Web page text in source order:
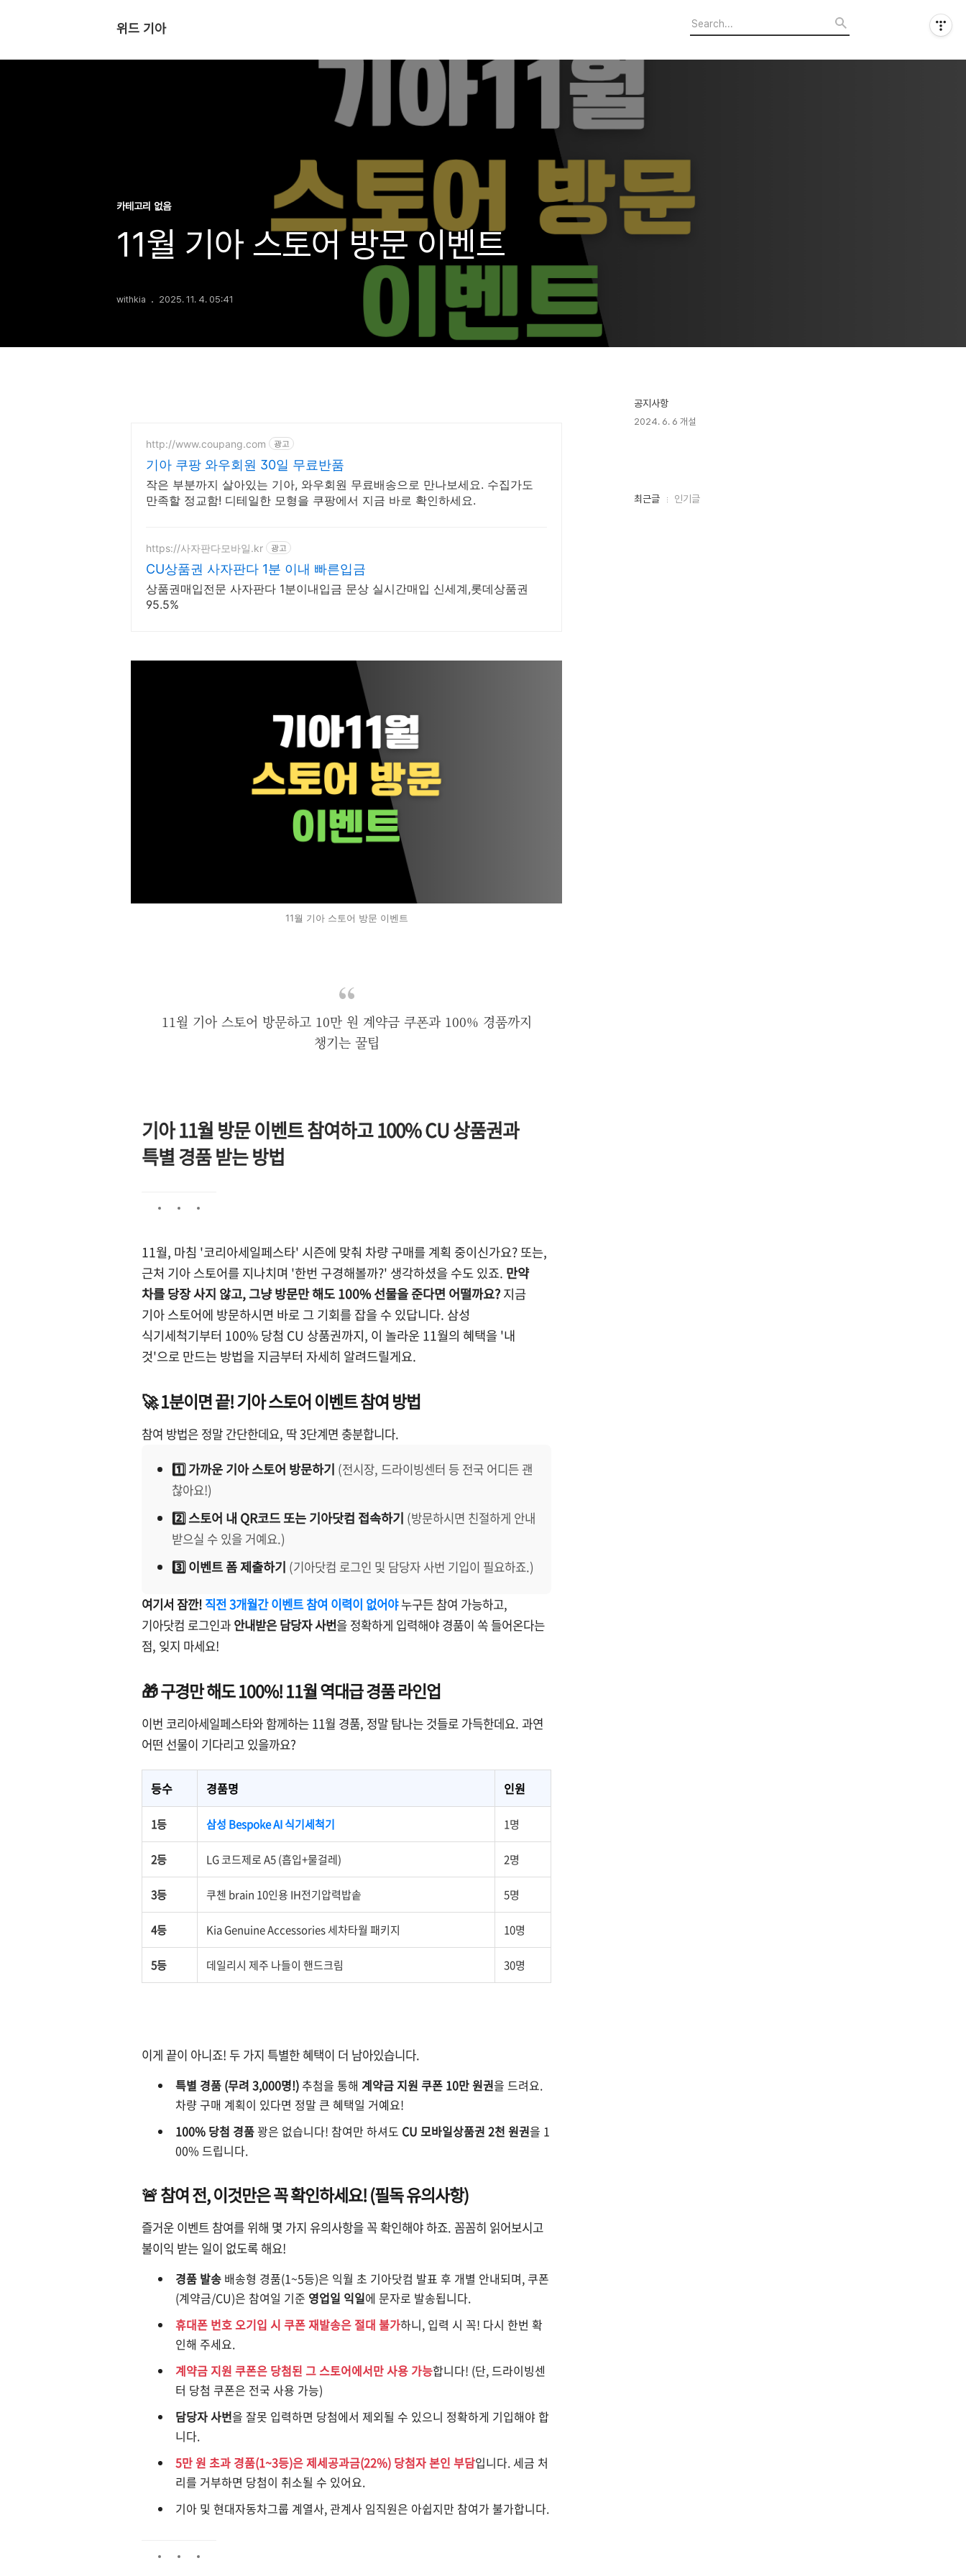
위드 기아
카테고리 없음
11월 기아 스토어 방문 이벤트
withkia 2025. 11. 4. 05:41
http://www.coupang.com 광고
기아 쿠팡 와우회원 30일 무료반품
작은 부분까지 살아있는 기아, 와우회원 무료배송으로 만나보세요. 수집가도
만족할 정교함! 디테일한 모형을 쿠팡에서 지금 바로 확인하세요.
https://사자판다모바일.kr 광고
CU상품권 사자판다 1분 이내 빠른입금
상품권매입전문 사자판다 1분이내입금 문상 실시간매입 신세계,롯데상품권
95.5%
11월 기아 스토어 방문 이벤트
11월 기아 스토어 방문하고 10만 원 계약금 쿠폰과 100% 경품까지
챙기는 꿀팁
기아 11월 방문 이벤트 참여하고 100% CU 상품권과
특별 경품 받는 방법
11월, 마침 '코리아세일페스타' 시즌에 맞춰 차량 구매를 계획 중이신가요? 또는,
근처 기아 스토어를 지나치며 '한번 구경해볼까?' 생각하셨을 수도 있죠. 만약
차를 당장 사지 않고, 그냥 방문만 해도 100% 선물을 준다면 어떨까요?지금
기아 스토어에 방문하시면 바로 그 기회를 잡을 수 있답니다. 삼성
식기세척기부터 100% 당첨 CU 상품권까지, 이 놀라운 11월의 혜택을 '내
것'으로 만드는 방법을 지금부터 자세히 알려드릴게요.
🚀 1분이면 끝! 기아 스토어 이벤트 참여 방법
참여 방법은 정말 간단한데요, 딱 3단계면 충분합니다.
1️⃣ 가까운 기아 스토어 방문하기 (전시장, 드라이빙센터 등 전국 어디든 괜
찮아요!)
2️⃣ 스토어 내 QR코드 또는 기아닷컴 접속하기 (방문하시면 친절하게 안내
받으실 수 있을 거예요.)
3️⃣ 이벤트 폼 제출하기 (기아닷컴 로그인 및 담당자 사번 기입이 필요하죠.)
여기서 잠깐! 직전 3개월간 이벤트 참여 이력이 없어야누구든 참여 가능하고,
기아닷컴 로그인과 안내받은 담당자 사번을 정확하게 입력해야 경품이 쏙 들어온다는
점, 잊지 마세요!
🎁 구경만 해도 100%! 11월 역대급 경품 라인업
이번 코리아세일페스타와 함께하는 11월 경품, 정말 탐나는 것들로 가득한데요. 과연
어떤 선물이 기다리고 있을까요?
등수 경품명 인원
1등 삼성 Bespoke AI 식기세척기 1명
2등 LG 코드제로 A5 (흡입+물걸레) 2명
3등 쿠첸 brain 10인용 IH전기압력밥솥 5명
4등 Kia Genuine Accessories 세차타월 패키지 10명
5등 데일리시 제주 나들이 핸드크림 30명
이게 끝이 아니죠! 두 가지 특별한 혜택이 더 남아있습니다.
특별 경품 (무려 3,000명!)추첨을 통해 계약금 지원 쿠폰 10만 원권을 드려요.
차량 구매 계획이 있다면 정말 큰 혜택일 거예요!
100% 당첨 경품꽝은 없습니다! 참여만 하셔도 CU 모바일상품권 2천 원권을 1
00% 드립니다.
🚨 참여 전, 이것만은 꼭 확인하세요! (필독 유의사항)
즐거운 이벤트 참여를 위해 몇 가지 유의사항을 꼭 확인해야 하죠. 꼼꼼히 읽어보시고
불이익 받는 일이 없도록 해요!
경품 발송 배송형 경품(1~5등)은 익월 초 기아닷컴 발표 후 개별 안내되며, 쿠폰
(계약금/CU)은 참여일 기준 영업일 익일에 문자로 발송됩니다.
휴대폰 번호 오기입 시 쿠폰 재발송은 절대 불가하니, 입력 시 꼭! 다시 한번 확
인해 주세요.
계약금 지원 쿠폰은 당첨된 그 스토어에서만 사용 가능합니다! (단, 드라이빙센
터 당첨 쿠폰은 전국 사용 가능)
담당자 사번을 잘못 입력하면 당첨에서 제외될 수 있으니 정확하게 기입해야 합
니다.
5만 원 초과 경품(1~3등)은 제세공과금(22%) 당첨자 본인 부담입니다. 세금 처
리를 거부하면 당첨이 취소될 수 있어요.
기아 및 현대자동차그룹 계열사, 관계사 임직원은 아쉽지만 참여가 불가합니다.
공지사항
2024. 6. 6 개설
최
최근글 인기글